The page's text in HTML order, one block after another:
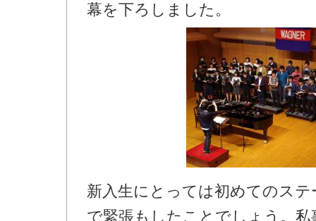
幕を下ろしました。
新入生にとっては初めてのス
で緊張もしたことでしょう。